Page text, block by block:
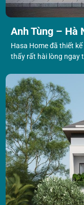
Anh Tùng – Hà
Hasa Home đã thiết
thấy rất hài lòng ngay